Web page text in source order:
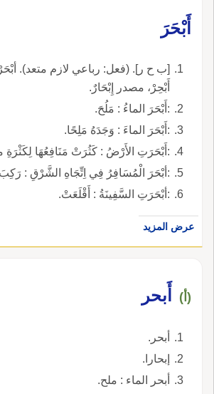
أَبْحَرَ
[ب ح ر]. (فعل: رباعي لازم متعد).
أَبْحِرْ، مصدر إِبْحَارٌ.
:أَبْحَرَ الماءُ : مَلُحَ.
:أَبْحَرَ الماءَ : وَجَدَهُ مَلِحًا.
:أَبْحَرَتِ الأَرْضُ : كَثُرَتْ مَنَافِعُهَا لِكَثْرَةِ
:أبْحَرَ الْمُسَافِرُ فِي اِتِّجَاهِ الشَّرْقِ : رَكِبَ
:أبْحَرَتِ السَّفِينَةُ : أَقْلَعَتْ.
عرض المزيد
(أ) أَبحر
أبحر.
إبحارا.
أبحر الماء : ملح.